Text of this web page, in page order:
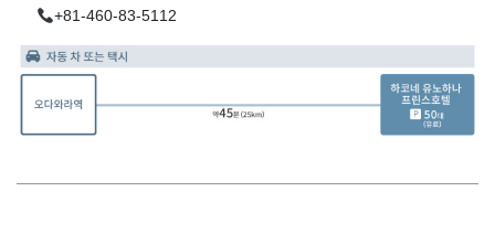
+81-460-83-5112